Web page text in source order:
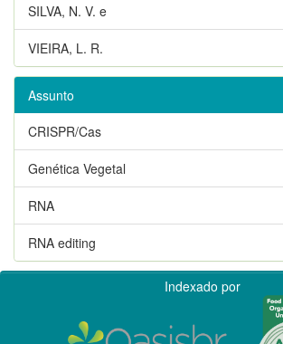
SILVA, N. V. e
VIEIRA, L. R.
Assunto
CRISPR/Cas
Genética Vegetal
RNA
RNA editing
Indexado por